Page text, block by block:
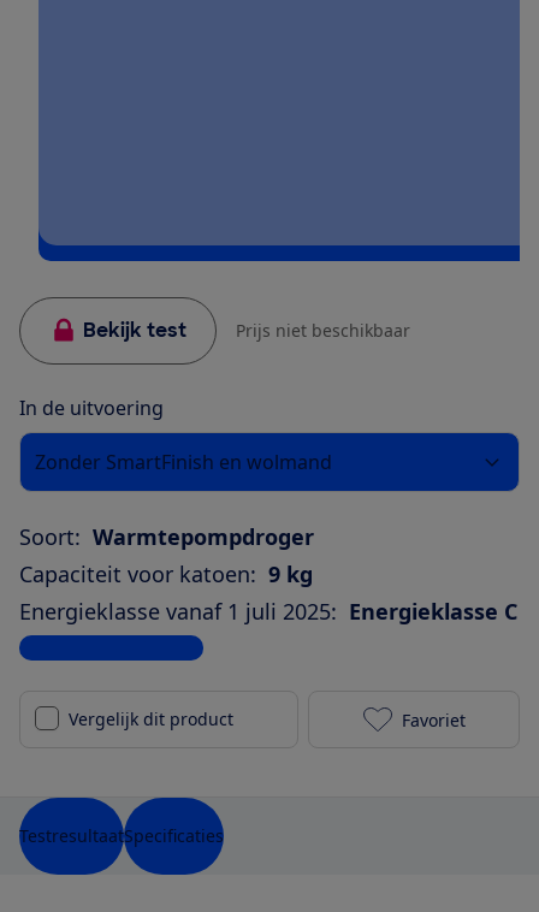
Bekijk test Prijs niet beschikbaar
In de uitvoering
Zonder SmartFinish en wolmand
Soort: Warmtepompdroger
Capaciteit voor katoen: 9 kg
Energieklasse vanaf 1 juli 2025: Energieklasse C
Bekijk alle specificaties
Vergelijk dit product Siemens
Favoriet
TestresultaatSpecificaties